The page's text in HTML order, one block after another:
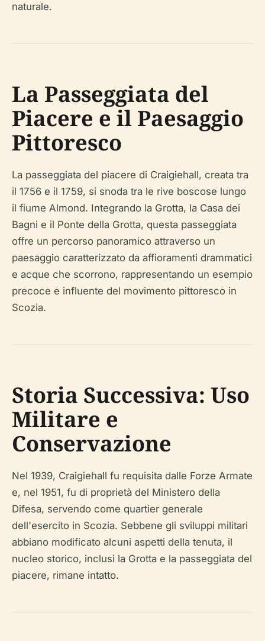
naturale.
La Passeggiata del
Piacere e il Paesaggio
Pittoresco
La passeggiata del piacere di Craigiehall, creata tra
il 1756 e il 1759, si snoda tra le rive boscose lungo
il fiume Almond. Integrando la Grotta, la Casa dei
Bagni e il Ponte della Grotta, questa passeggiata
offre un percorso panoramico attraverso un
paesaggio caratterizzato da affioramenti drammatici
e acque che scorrono, rappresentando un esempio
precoce e influente del movimento pittoresco in
Scozia.
Storia Successiva: Uso
Militare e
Conservazione
Nel 1939, Craigiehall fu requisita dalle Forze Armate
e, nel 1951, fu di proprietà del Ministero della
Difesa, servendo come quartier generale
dell'esercito in Scozia. Sebbene gli sviluppi militari
abbiano modificato alcuni aspetti della tenuta, il
nucleo storico, inclusi la Grotta e la passeggiata del
piacere, rimane intatto.